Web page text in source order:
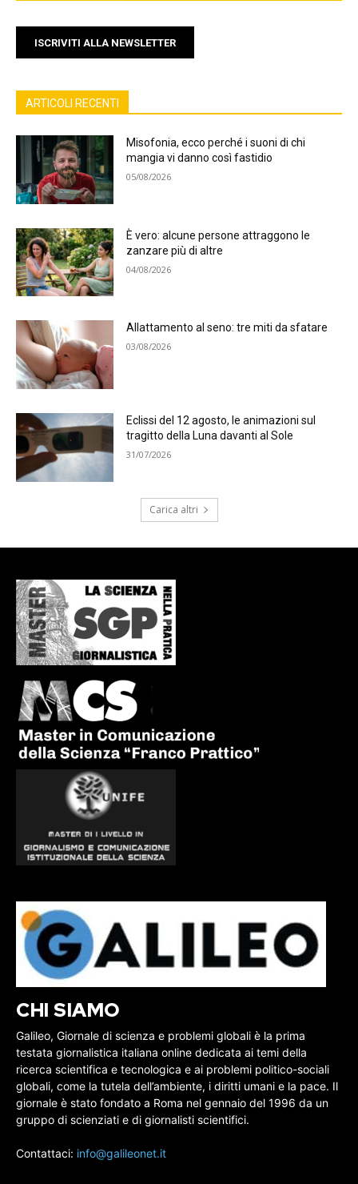
ISCRIVITI ALLA NEWSLETTER
ARTICOLI RECENTI
Misofonia, ecco perché i suoni di chi
mangia vi danno così fastidio
05/08/2026
È vero: alcune persone attraggono le
zanzare più di altre
04/08/2026
Allattamento al seno: tre miti da sfatare
03/08/2026
Eclissi del 12 agosto, le animazioni sul
tragitto della Luna davanti al Sole
31/07/2026
Carica altri
CHI SIAMO
Galileo, Giornale di scienza e problemi globali è la prima
testata giornalistica italiana online dedicata ai temi della
ricerca scientifica e tecnologica e ai problemi politico-sociali
globali, come la tutela dell’ambiente, i diritti umani e la pace. Il
giornale è stato fondato a Roma nel gennaio del 1996 da un
gruppo di scienziati e di giornalisti scientifici.
Contattaci: info@galileonet.it